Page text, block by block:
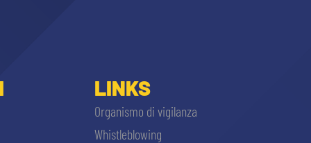
LINKS
Organismo di vigilanza
Whistleblowing